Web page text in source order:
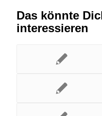
Das könnte
interessieren